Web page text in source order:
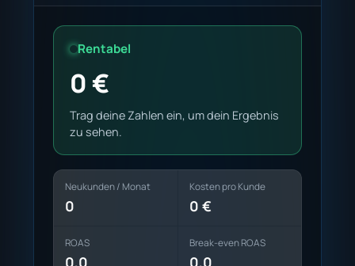
Rentabel
0 €
Trag deine Zahlen ein, um dein Ergebnis
zu sehen.
Neukunden / Monat
0
Kosten pro Kunde
0 €
ROAS Break-even ROAS